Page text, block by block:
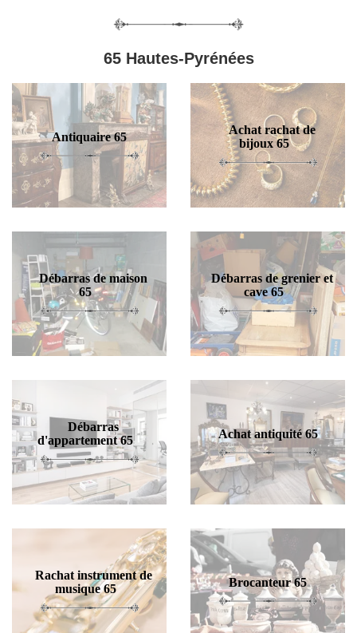
65 Hautes-Pyrénées
Antiquaire 65
Achat rachat de
bijoux 65
Débarras de maison
65
Débarras de grenier et
cave 65
Débarras
d'appartement 65
Achat antiquité 65
Rachat instrument de
musique 65
Brocanteur 65